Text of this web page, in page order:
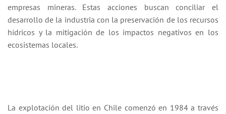
empresas mineras. Estas acciones buscan conciliar el
desarrollo de la industria con la preservación de los recursos
hídricos y la mitigación de los impactos negativos en los
ecosistemas locales.
La explotación del litio en Chile comenzó en 1984 a través